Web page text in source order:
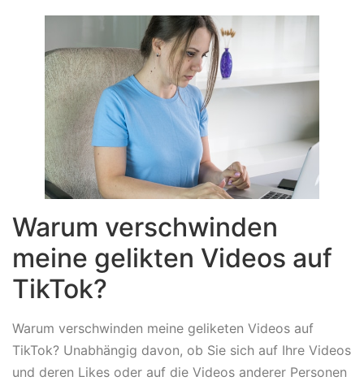
Warum verschwinden
meine gelikten Videos auf
TikTok?
Warum verschwinden meine geliketen Videos auf
TikTok? Unabhängig davon, ob Sie sich auf Ihre Videos
und deren Likes oder auf die Videos anderer Personen